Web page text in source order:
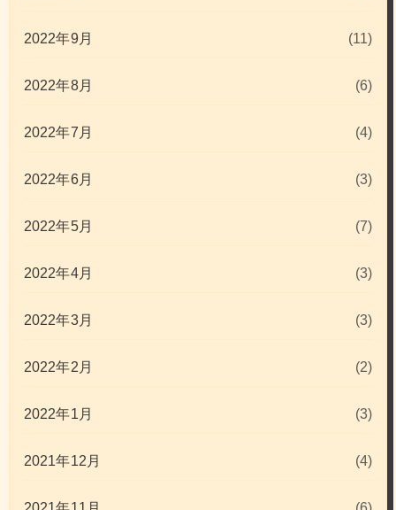
2022年9月 (11)
2022年8月 (6)
2022年7月 (4)
2022年6月 (3)
2022年5月 (7)
2022年4月 (3)
2022年3月 (3)
2022年2月 (2)
2022年1月 (3)
2021年12月 (4)